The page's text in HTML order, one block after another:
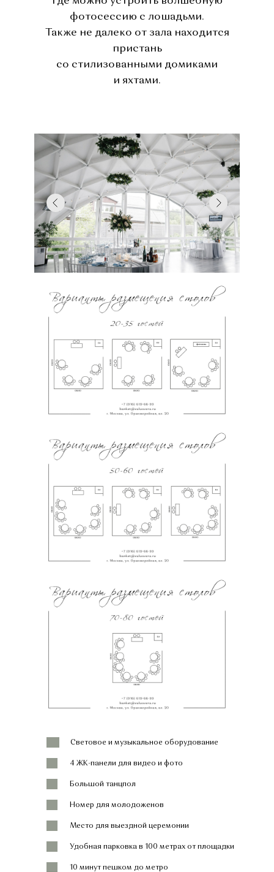
10 минут пешком до метро
Удобная парковка в 100 метрах от площадки
Место для выездной церемонии
Большой танцпол
4 ЖК-панели для видео и фото
Световое и музыкальное оборудование
Номер для молодоженов
фотосессию с лошадьми.
Также не далеко от зала находится
пристань
со стилизованными домиками
и яхтами.